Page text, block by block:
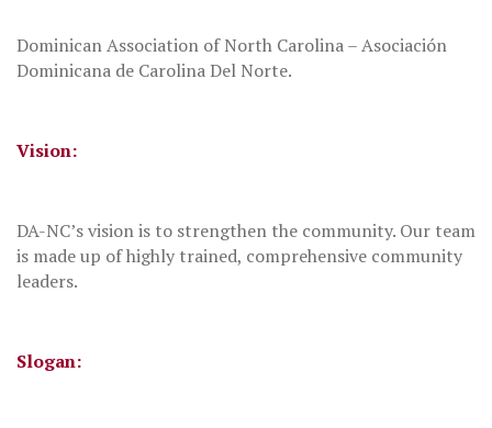
Dominican Association of North Carolina – Asociación
Dominicana de Carolina Del Norte.
Vision:
DA-NC’s vision is to strengthen the community. Our team
is made up of highly trained, comprehensive community
leaders.
Slogan: